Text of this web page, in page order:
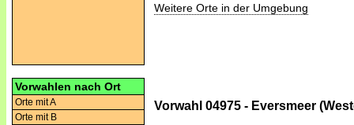
Vorwahlen nach Ort
Orte mit A
Orte mit B
Weitere Orte in der Umgebung
Vorwahl 04975 - Eversmeer